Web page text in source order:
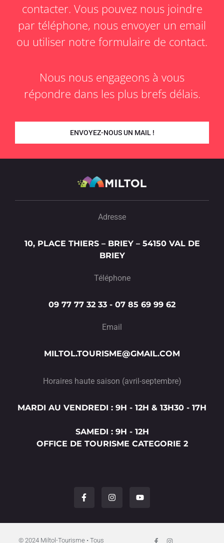
Adresse
10, PLACE THIERS – BRIEY – 54150 VAL DE
BRIEY
Téléphone
09 77 77 32 33 - 07 85 69 99 62
Email
MILTOL.TOURISME@GMAIL.COM
Horaires haute saison (avril-septembre)
MARDI AU VENDREDI : 9H - 12H & 13H30 - 17H
SAMEDI : 9H - 12H
OFFICE DE TOURISME CATEGORIE 2
a
b
o
n
a
o
u
contacter. Vous pouvez nous joindre
par téléphone, nous envoyer un email
ou utiliser notre formulaire de contact.
Nous nous engageons à vous
répondre dans les plus brefs délais.
ENVOYEZ-NOUS UN MAIL !
© 2024 Miltol-Tourisme • Tous
F
I